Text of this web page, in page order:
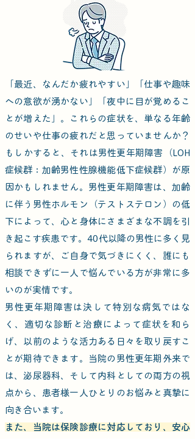
「最近、なんだか疲れやすい」「仕事や趣味
への意欲が湧かない」「夜中に目が覚めるこ
とが増えた」。これらの症状を、単なる年齢
のせいや仕事の疲れだと思っていませんか？
もしかすると、それは男性更年期障害（LOH
症候群：加齢男性性腺機能低下症候群）が原
因かもしれません。 男性更年期障害は、加齢
に伴う男性ホルモン（テストステロン）の低
下によって、心と身体にさまざまな不調を引
き起こす疾患です。40代以降の男性に多く見
られますが、ご自身で気づきにくく、誰にも
相談できずに一人で悩んでいる方が非常に多
いのが実情です。
男性更年期障害は決して特別な病気ではな
く、適切な診断と治療によって症状を和ら
げ、以前のような活力ある日々を取り戻すこ
とが期待できます。当院の男性更年期外来で
は、泌尿器科、そして内科としての両方の視
点から、患者様一人ひとりのお悩みと真摯に
向き合います。
また、当院は保険診療に対応しており、安心